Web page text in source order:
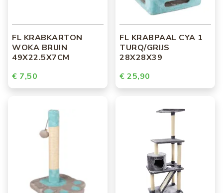
FL KRABKARTON
WOKA BRUIN
49X22.5X7CM
€ 7,50
FL KRABPAAL CYA 1
TURQ/GRIJS
28X28X39
€ 25,90